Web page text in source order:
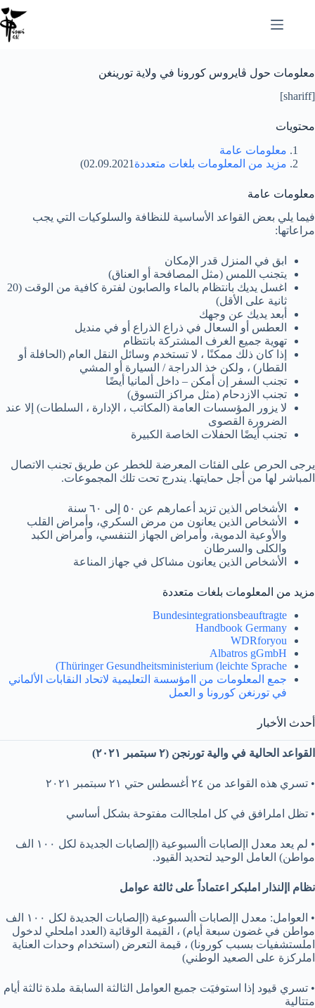
Zum
Inhalt
springen
معلومات حول ڤايروس كورونا في ولاية تورينغن
[shariff]
محتويات
معلومات عامة
مزيد من المعلومات بلغات متعددة 02.09.2021)
معلومات عامة
فيما يلي بعض القواعد الأساسية للنظافة والسلوكيات التي يجب
مراعاتها:
ابق في المنزل قدر الإمكان
يتجنب اللمس (مثل المصافحة أو العناق)
اغسل يديك بانتظام بالماء والصابون لفترة كافية من الوقت (20
ثانية على الأقل)
أبعد يديك عن وجهك
العطس أو السعال في ذراع الذراع أو في منديل
تهوية جميع الغرف المشتركة بانتظام
إذا كان ذلك ممكنًا ، لا تستخدم وسائل النقل العام (الحافلة أو
القطار) ، ولكن خذ الدراجة / السيارة أو المشي
تجنب السفر إن أمكن – داخل ألمانيا أيضًا
تجنب الازدحام (مثل مراكز التسوق)
لا يزور المؤسسات العامة (المكاتب ، الإدارة ، السلطات) إلا عند
الضرورة القصوى
تجنب أيضًا الحفلات الخاصة الكبيرة
يرجى الحرص على الفئات المعرضة للخطر عن طريق تجنب الاتصال
المباشر لها من أجل حمايتها. يندرج تحت تلك المجموعات.
الأشخاص الذين تزيد أعمارهم عن ٥٠ إلى ٦٠ سنة
الأشخاص الذين يعانون من مرض السكري، وأمراض القلب
والأوعية الدموية، وأمراض الجهاز التنفسي، وأمراض الكبد
والكلى والسرطان
الأشخاص الذين يعانون مشاكل في جهاز المناعة
مزيد من المعلومات بلغات متعددة
Bundesintegrationsbeauftragte
Handbook Germany
WDRforyou
Albatros gGmbH
Thüringer Gesundheitsministerium (leichte Sprache)
جمع المعلومات من اامؤسسة التعليمية لاتحاد النقابات الألماني
في تورنغن كورونا و العمل
أحدث الأخبار
القواعد الحالية في والية تورنجن (٢ سبتمبر ٢٠٢١)
• تسري هذه القواعد من ٢٤ أغسطس حتي ٢١ سبتمبر ٢٠٢١
• تظل املرافق في كل املجاالت مفتوحة بشكل أساسي
• لم يعد معدل اإلصابات األسبوعية (اإلصابات الجديدة لكل ١٠٠ الف
مواطن) العامل الوحيد لتحديد القيود.
نظام اإلنذار املبكر اعتماداً على ثالثة عوامل
• العوامل: معدل اإلصابات األسبوعية (اإلصابات الجديدة لكل ١٠٠ الف
مواطن في غضون سبعة أيام) ، القيمة الوقائية (العدد املحلي لدخول
املستشفيات بسبب كورونا) ، قيمة التعرض (استخدام وحدات العناية
املركزة على الصعيد الوطني)
• تسري قيود إذا استوفيَت جميع العوامل الثالثة السابقة ملدة ثالثة أيام
متتالية